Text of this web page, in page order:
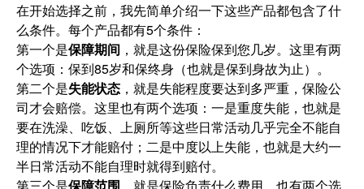
在开始选择之前，我先简单介绍一下这些产品都包含了什
么条件。每个产品都有5个条件：
第一个是保障期间 ，就是这份保险保到您几岁。这里有两
个选项：保到85岁和保终身（也就是保到身故为止）。
第二个是失能状态 ，就是失能程度要达到多严重，保险公
司才会赔偿。这里也有两个选项：一是重度失能，也就是
要在洗澡、吃饭、上厕所等这些日常活动几乎完全不能自
理的情况下才能赔付；二是中度以上失能，也就是大约一
半日常活动不能自理时就得到赔付。